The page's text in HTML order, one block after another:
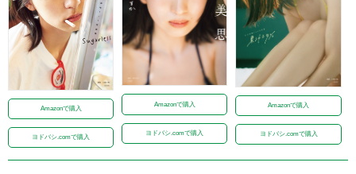
Amazonで購入
ヨドバシ.comで購入
Amazonで購入
ヨドバシ.comで購入
Amazonで購入
ヨドバシ.comで購入